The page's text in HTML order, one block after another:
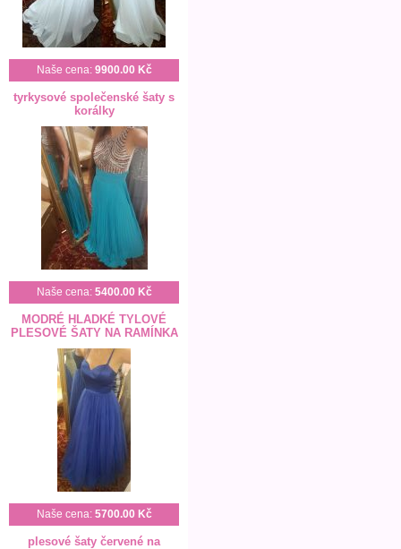
Naše cena: 9900.00 Kč
tyrkysové společenské šaty s
korálky
Naše cena: 5400.00 Kč
MODRÉ HLADKÉ TYLOVÉ
PLESOVÉ ŠATY NA RAMÍNKA
Naše cena: 5700.00 Kč
plesové šaty červené na